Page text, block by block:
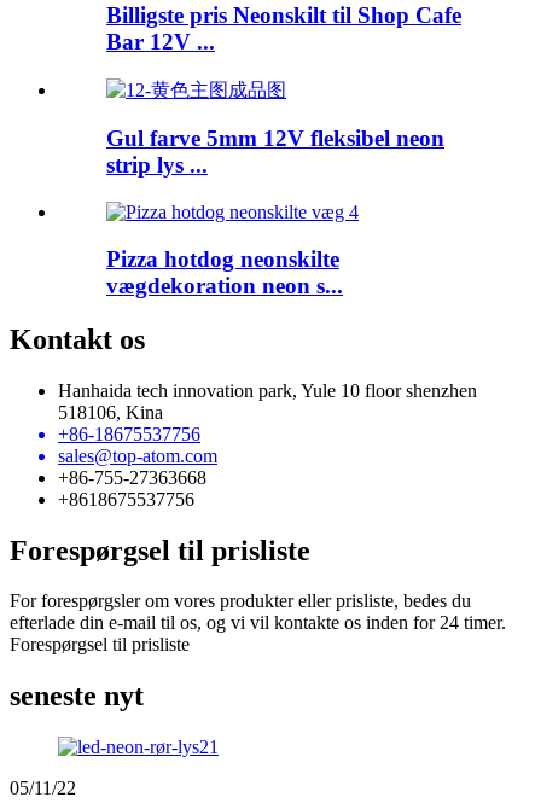
Billigste pris Neonskilt til Shop Cafe
Bar 12V ...
Gul farve 5mm 12V fleksibel neon
strip lys ...
Pizza hotdog neonskilte
vægdekoration neon s...
Kontakt os
Hanhaida tech innovation park, Yule 10 floor shenzhen
518106, Kina
+86-18675537756
sales@top-atom.com
+86-755-27363668
+8618675537756
Forespørgsel til prisliste
For forespørgsler om vores produkter eller prisliste, bedes du
efterlade din e-mail til os, og vi vil kontakte os inden for 24 timer.
Forespørgsel til prisliste
seneste nyt
05/11/22